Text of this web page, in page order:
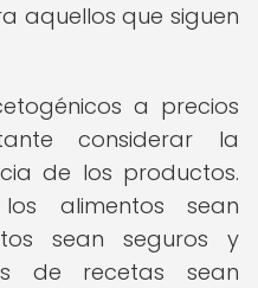
aquellos que siguen
a precios
considerar la
de los productos.
alimentos sean
sean seguros y
de recetas sean